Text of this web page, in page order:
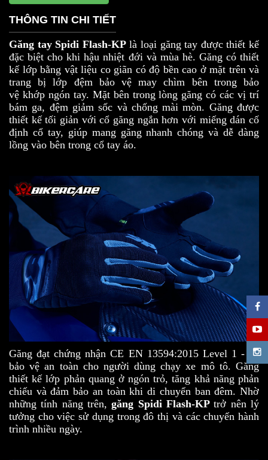
THÔNG TIN CHI TIẾT
Găng tay Spidi Flash-KPlà loại găng tay được thiết kế
đặc biệt cho khi hậu nhiệt đới và mùa hè. Găng có thiết
kế lớp bằng vật liệu co giãn có độ bền cao ở mặt trên và
trang bị lớp đệm bảo vệ may chìm bên trong bảo
vệ khớp ngón tay. Mặt bên trong lòng găng có các vị trí
bám ga, đệm giảm sốc và chống mài mòn. Găng được
thiết kế tối giản với cổ găng ngắn hơn với miếng dán cố
định cổ tay, giúp mang găng nhanh chóng và dễ dàng
lồng vào bên trong cổ tay áo.
Găng đạt chứng nhận CE EN 13594:2015 Level 1 - về
bảo vệ an toàn cho người dùng chạy xe mô tô. Găng
thiết kế lớp phản quang ở ngón trỏ, tăng khả năng phản
chiếu và đảm bảo an toàn khi di chuyển ban đêm. Nhờ
những tính năng trên,găng Spidi Flash-KPtrở nên lý
tưởng cho việc sử dụng trong đô thị và các chuyến hành
trình nhiều ngày.